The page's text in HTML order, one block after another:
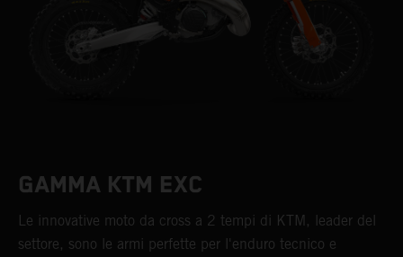
GAMMA KTM EXC
Le innovative moto da cross a 2 tempi di KTM, leader del
settore, sono le armi perfette per l'enduro tecnico e